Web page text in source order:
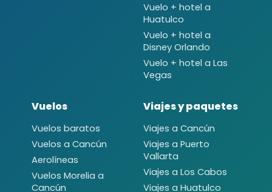
Vuelo + hotel a
Huatulco
Vuelo + hotel a
Disney Orlando
Vuelo + hotel a Las
Vegas
Vuelos
Vuelos baratos
Vuelos a Cancún
Aerolíneas
Vuelos Morelia a
Cancún
Viajes y paquetes
Viajes a Cancún
Viajes a Puerto
Vallarta
Viajes a Los Cabos
Viajes a Huatulco